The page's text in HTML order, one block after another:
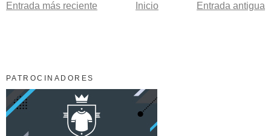
Entrada más reciente Entrada antigua
Inicio
PATROCINADORES